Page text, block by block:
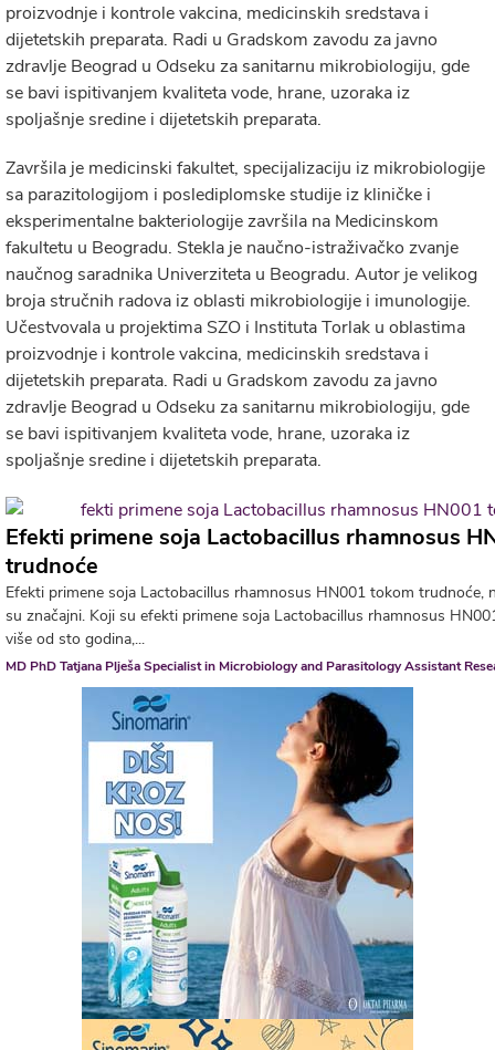
proizvodnje i kontrole vakcina, medicinskih sredstava i
dijetetskih preparata. Radi u Gradskom zavodu za javno
zdravlje Beograd u Odseku za sanitarnu mikrobiologiju, gde
se bavi ispitivanjem kvaliteta vode, hrane, uzoraka iz
spoljašnje sredine i dijetetskih preparata.
Završila je medicinski fakultet, specijalizaciju iz mikrobiologije
sa parazitologijom i poslediplomske studije iz kliničke i
eksperimentalne bakteriologije završila na Medicinskom
fakultetu u Beogradu. Stekla je naučno-istraživačko zvanje
naučnog saradnika Univerziteta u Beogradu. Autor je velikog
broja stručnih radova iz oblasti mikrobiologije i imunologije.
Učestvovala u projektima SZO i Instituta Torlak u oblastima
proizvodnje i kontrole vakcina, medicinskih sredstava i
dijetetskih preparata. Radi u Gradskom zavodu za javno
zdravlje Beograd u Odseku za sanitarnu mikrobiologiju, gde
se bavi ispitivanjem kvaliteta vode, hrane, uzoraka iz
spoljašnje sredine i dijetetskih preparata.
Efekti primene soja Lactobacillus rhamnosus
trudnoće
Efekti primene soja Lactobacillus rhamnosus HN001 tokom trudnoće,
su značajni. Koji su efekti primene soja Lactobacillus rhamnosus
više od sto godina,...
MD PhD Tatjana Plješa Specialist in Microbiology and Parasitology Assistant